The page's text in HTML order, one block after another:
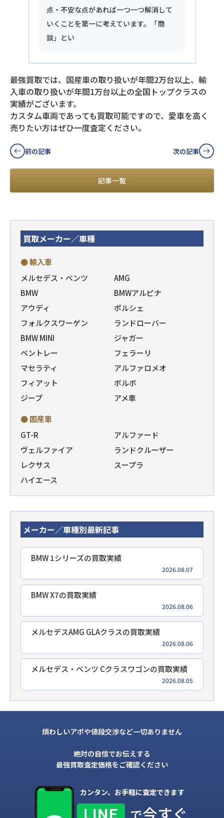
点・不安な点があれば一つ一つ解消して
いくことを第一に考えています。「商
談」とい
最強買取では、国産車の取り扱いが年間2万台以上、輸
入車の取り扱いが年間1万台以上の全国トップクラスの
実績がございます。
カスタム車両であっても買取可能ですので、愛車を高く
売りたい方はぜひ一度査定ください。
前の記事
記事一覧
次の記事
買取メーカー／車種
● 輸入車
メルセデス・ベンツ
AMG
BMW
BMWアルピナ
アウディ
ポルシェ
フォルクスワーゲン
ランドローバー
BMW MINI
ジャガー
ベントレー
フェラーリ
マセラティ
アルファロメオ
フィアット
ボルボ
ジープ
アメ車
● 国産車
GT-R
アルファード
ヴェルファイア
ランドクルーザー
レクサス
スープラ
ハイエース
メーカー／車種別最新記事
BMW 1シリーズの買取実績
2026.08.07
BMW X7の買取実績
2026.08.06
メルセデスAMG GLAクラスの買取実績
2026.08.06
メルセデス・ベンツ Cクラスワゴンの買取実績
2026.08.05
煩わしいアポや値段交渉など一切ありません
絶対の自信でお伝えする
最強買取査定価格をご確認ください
カンタン、お手軽に査定できます
LINE
今すぐ